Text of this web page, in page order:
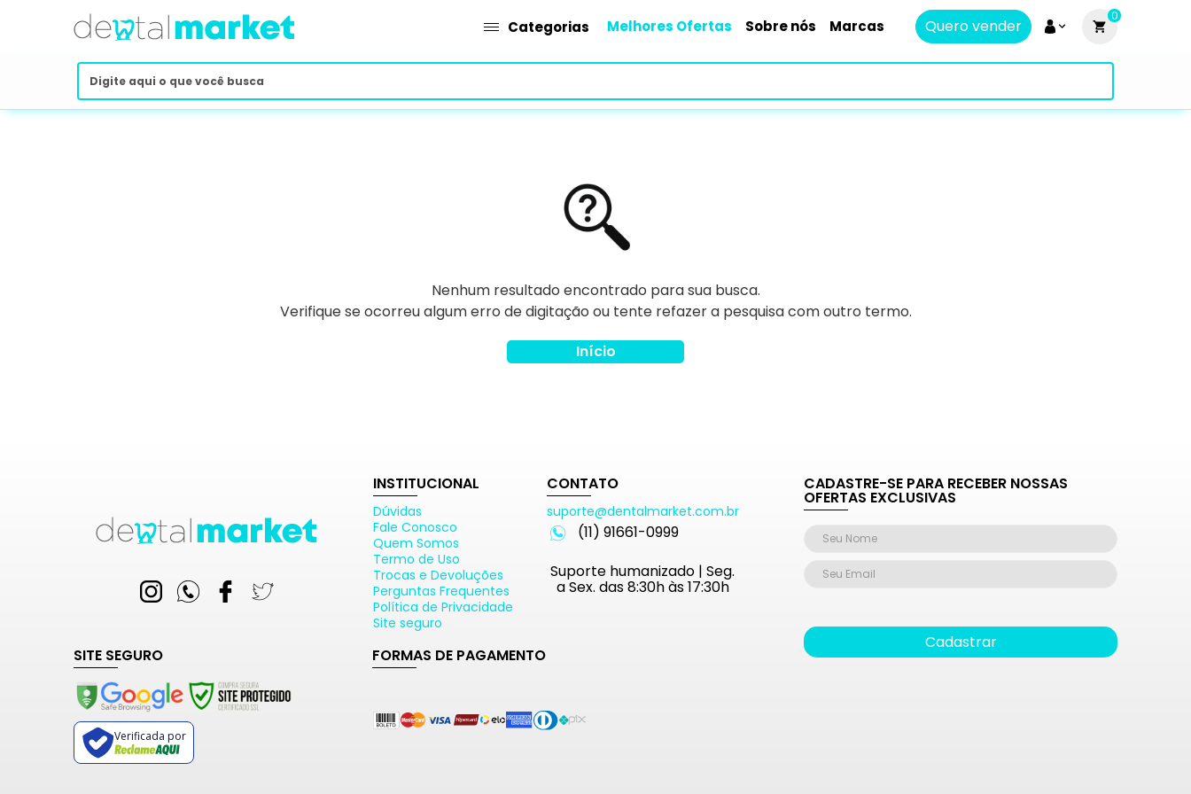
Categorias Melhores Ofertas Sobre nós Marcas Quero vender
0
Nenhum resultado encontrado para sua busca.
Verifique se ocorreu algum erro de digitação ou tente refazer a pesquisa com outro termo.
Início
INSTITUCIONAL
Dúvidas
Fale Conosco
Quem Somos
Termo de Uso
Trocas e Devoluções
Perguntas Frequentes
Política de Privacidade
Site seguro
CONTATO
suporte@dentalmarket.com.br
(11) 91661-0999
Suporte humanizado | Seg.
a Sex. das 8:30h às 17:30h
SITE SEGURO
Verificada por
FORMAS DE PAGAMENTO
CADASTRE-SE PARA RECEBER NOSSAS
OFERTAS EXCLUSIVAS
Cadastrar